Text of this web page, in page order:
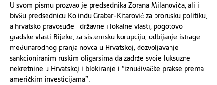
U svom pismu prozvao je predsednika Zorana Milanovića, ali i
bivšu predsednicu Kolindu Grabar-Kitarović za prorusku politiku,
a hrvatsko pravosuđe i državne i lokalne vlasti, pogotovo
gradske vlasti Rijeke, za sistemsku korupciju, odbijanje istrage
međunarodnog pranja novca u Hrvatskoj, dozvoljavanje
sankcioniranim ruskim oligarsima da zadrže svoje luksuzne
nekretnine u Hrvatskoj i blokiranje i “iznuđivačke prakse prema
američkim investicijama”.